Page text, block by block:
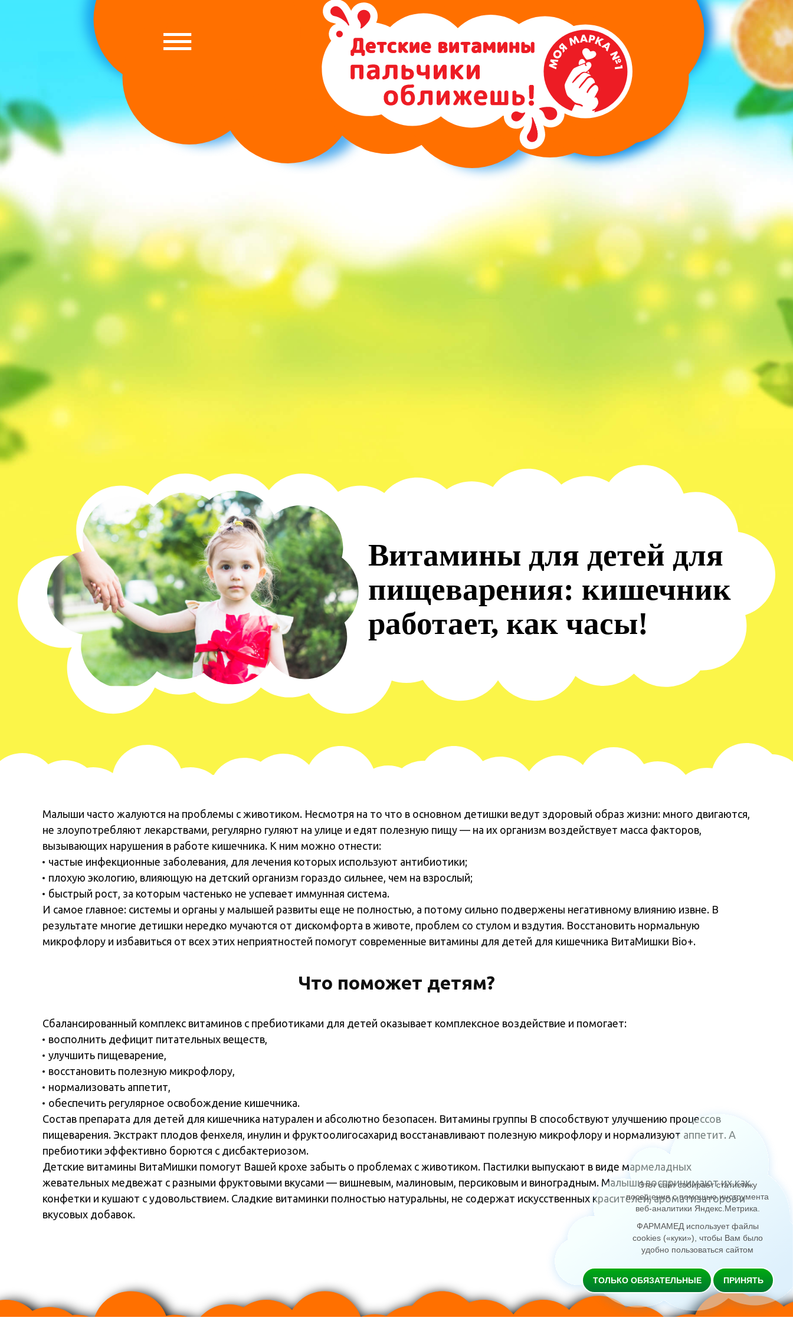
Витамины для детей для
пищеварения: кишечник
работает, как часы!
Малыши часто жалуются на проблемы с животиком. Несмотря на то что в основном детишки ведут здоровый образ жизни: много двигаются,
не злоупотребляют лекарствами, регулярно гуляют на улице и едят полезную пищу — на их организм воздействует масса факторов,
вызывающих нарушения в работе кишечника. К ним можно отнести:
частые инфекционные заболевания, для лечения которых используют антибиотики;
плохую экологию, влияющую на детский организм гораздо сильнее, чем на взрослый;
быстрый рост, за которым частенько не успевает иммунная система.
И самое главное: системы и органы у малышей развиты еще не полностью, а потому сильно подвержены негативному влиянию извне. В
результате многие детишки нередко мучаются от дискомфорта в животе, проблем со стулом и вздутия. Восстановить нормальную
микрофлору и избавиться от всех этих неприятностей помогут современные витамины для детей для кишечника ВитаМишки Bio+.
Что поможет детям?
Сбалансированный комплекс витаминов с пребиотиками для детей оказывает комплексное воздействие и помогает:
восполнить дефицит питательных веществ,
улучшить пищеварение,
восстановить полезную микрофлору,
нормализовать аппетит,
обеспечить регулярное освобождение кишечника.
Состав препарата для детей для кишечника натурален и абсолютно безопасен. Витамины группы В способствуют улучшению процессов
пищеварения. Экстракт плодов фенхеля, инулин и фруктоолигосахарид восстанавливают полезную микрофлору и нормализуют аппетит. А
пребиотики эффективно борются с дисбактериозом.
Детские витамины ВитаМишки помогут Вашей крохе забыть о проблемах с животиком. Пастилки выпускают в виде мармеладных
жевательных медвежат с разными фруктовыми вкусами — вишневым, малиновым, персиковым и виноградным. Малыши воспринимают их как
конфетки и кушают с удовольствием. Сладкие витаминки полностью натуральны, не содержат искусственных красителей, ароматизаторов и
вкусовых добавок.
Этот сайт собирает статистику
посещения с помощью инструмента
веб-аналитики Яндекс.Метрика
ФАРМАМЕД использует файлы
cookies («куки»), чтобы Вам было
удобно пользоваться сайтом
ТОЛЬКО ОБЯЗАТЕЛЬНЫЕ ПРИНЯТЬ